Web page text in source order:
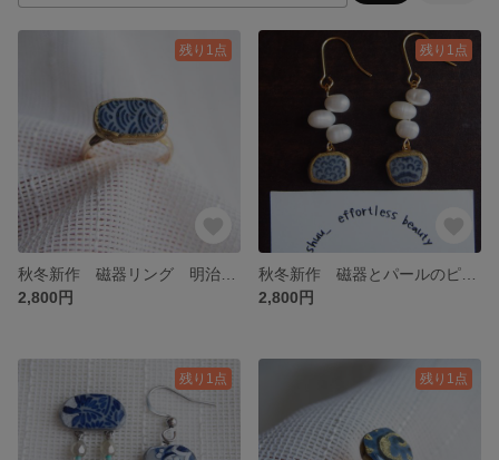
残り1点
2,800円
残り1点
2,800円
残り1点 残り1点